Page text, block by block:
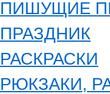
ПИШУЩИЕ
ПРАЗДНИК
РАСКРАСКИ
РЮКЗАКИ,